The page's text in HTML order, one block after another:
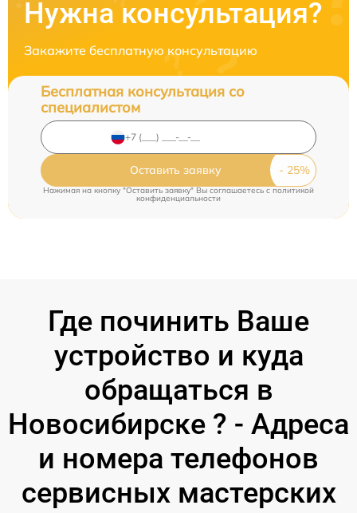
Нужна консультация?
Закажите бесплатную консультацию
Бесплатная консультация со
специалистом
Оставить заявку
Нажимая на кнопку "Оставить заявку" Вы соглашаетесь cполитикой
конфиденциальности
Где починить Ваше
устройство и куда
обращаться в
Новосибирске ? - Адреса
и номера телефонов
сервисных мастерских